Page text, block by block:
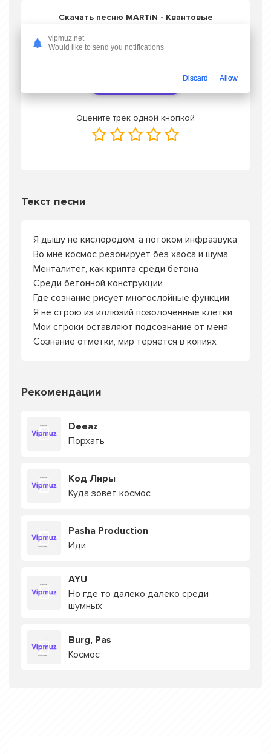
Скачать песню MARTiN - Квантовые
Оцените трек одной кнопкой
Текст песни
Я дышу не кислородом, а потоком инфразвука
Во мне космос резонирует без хаоса и шума
Менталитет, как крипта среди бетона
Среди бетонной конструкции
Где сознание рисует многослойные функции
Я не строю из иллюзий позолоченные клетки
Мои строки оставляют подсознание от меня
Сознание отметки, мир теряется в копиях
Рекомендации
Deeaz
Порхать
Код Лиры
Куда зовёт космос
Pasha Production
Иди
AYU
Но где то далеко далеко среди
шумных
Burg, Pas
Космос
vipmuz.net
Would like to send you notifications
Discard Allow